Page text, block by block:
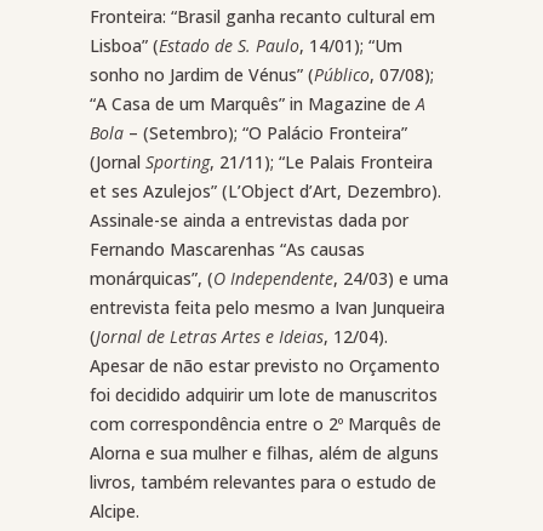
Fronteira: “Brasil ganha recanto cultural em
Lisboa” (Estado de S. Paulo, 14/01); “Um
sonho no Jardim de Vénus” (Público, 07/08);
“A Casa de um Marquês” in Magazine deA
Bola – (Setembro); “O Palácio Fronteira”
(Jornal Sporting, 21/11); “Le Palais Fronteira
et ses Azulejos” (L’Object d’Art, Dezembro).
Assinale-se ainda a entrevistas dada por
Fernando Mascarenhas “As causas
monárquicas”, (O Independente, 24/03) e uma
entrevista feita pelo mesmo a Ivan Junqueira
(Jornal de Letras Artes e Ideias, 12/04).
Apesar de não estar previsto no Orçamento
foi decidido adquirir um lote de manuscritos
com correspondência entre o 2º Marquês de
Alorna e sua mulher e filhas, além de alguns
livros, também relevantes para o estudo de
Alcipe.